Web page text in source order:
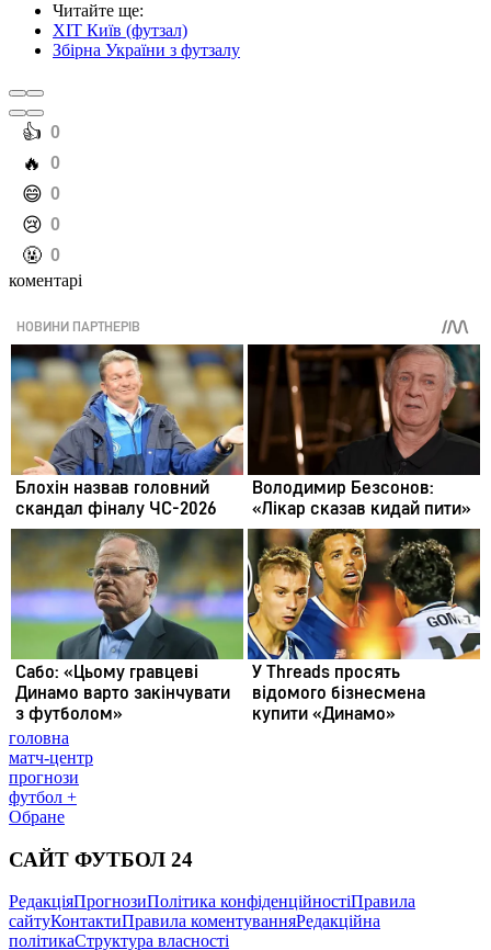
Читайте ще:
ХІТ Київ (футзал)
Збірна України з футзалу
️👍 0
️🔥 0
️😄 0
️😢 0
️🤬 0
коментарі
головна
матч-центр
прогнози
футбол +
Обране
САЙТ ФУТБОЛ 24
РедакціяПрогнозиПолітика конфіденційностіПравила
сайтуКонтактиПравила коментуванняРедакційна
політикаСтруктура власності